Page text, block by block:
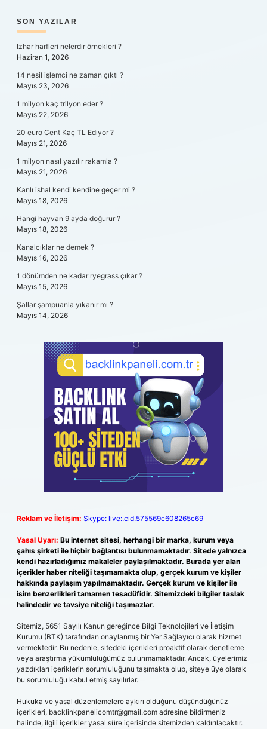
SIDEBAR
SON YAZILAR
Izhar harfleri nelerdir örnekleri ?
Haziran 1, 2026
14 nesil işlemci ne zaman çıktı ?
Mayıs 23, 2026
1 milyon kaç trilyon eder ?
Mayıs 22, 2026
20 euro Cent Kaç TL Ediyor ?
Mayıs 21, 2026
1 milyon nasıl yazılır rakamla ?
Mayıs 21, 2026
Kanlı ishal kendi kendine geçer mi ?
Mayıs 18, 2026
Hangi hayvan 9 ayda doğurur ?
Mayıs 18, 2026
Kanalcıklar ne demek ?
Mayıs 16, 2026
1 dönümden ne kadar ryegrass çıkar ?
Mayıs 15, 2026
Şallar şampuanla yıkanır mı ?
Mayıs 14, 2026
Reklam ve İletişim: Skype: live:.cid.575569c608265c69
Yasal Uyarı: Bu internet sitesi, herhangi bir marka, kurum veya
şahıs şirketi ile hiçbir bağlantısı bulunmamaktadır. Sitede yalnızca
kendi hazırladığımız makaleler paylaşılmaktadır. Burada yer alan
içerikler haber niteliği taşımamakta olup, gerçek kurum ve kişiler
hakkında paylaşım yapılmamaktadır. Gerçek kurum ve kişiler ile
isim benzerlikleri tamamen tesadüfidir. Sitemizdeki bilgiler taslak
halindedir ve tavsiye niteliği taşımazlar.
Sitemiz, 5651 Sayılı Kanun gereğince Bilgi Teknolojileri ve İletişim
Kurumu (BTK) tarafından onaylanmış bir Yer Sağlayıcı olarak hizmet
vermektedir. Bu nedenle, sitedeki içerikleri proaktif olarak denetleme
veya araştırma yükümlülüğümüz bulunmamaktadır. Ancak, üyelerimiz
yazdıkları içeriklerin sorumluluğunu taşımakta olup, siteye üye olarak
bu sorumluluğu kabul etmiş sayılırlar.
Hukuka ve yasal düzenlemelere aykırı olduğunu düşündüğünüz
içerikleri, backlinkpanelicomtr@gmail.com adresine bildirmeniz
halinde, ilgili içerikler yasal süre içerisinde sitemizden kaldırılacaktır.